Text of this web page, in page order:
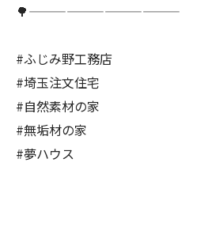
🌳————————————
#ふじみ野工務店
#埼玉注文住宅
#自然素材の家
#無垢材の家
#夢ハウス